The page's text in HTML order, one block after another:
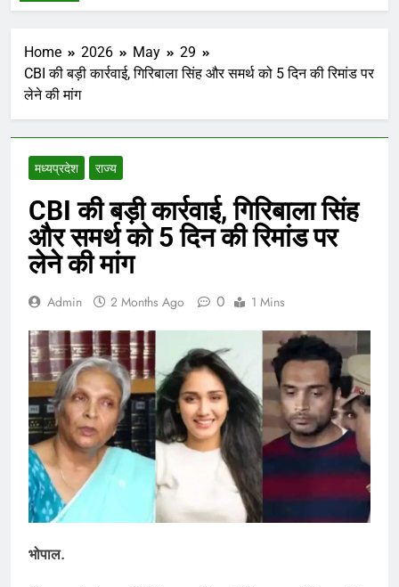
Home 2026 May
29
CBI की बड़ी कार्रवाई, गिरिबाला सिंह और समर्थ को 5 दिन की रिमांड पर
लेने की मांग
मध्‍यप्रदेश राज्य
CBI की बड़ी कार्रवाई, गिरिबाला सिंह
और समर्थ को 5 दिन की रिमांड पर
लेने की मांग
Admin 2 Months Ago 0 1 Mins
भोपाल.